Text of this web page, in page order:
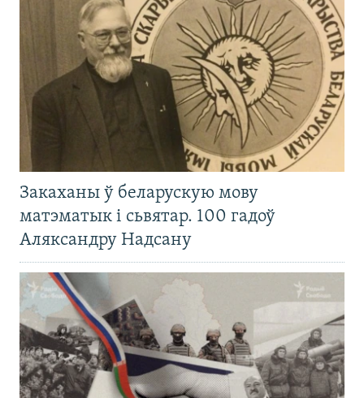
Закаханы ў беларускую мову
матэматык і сьвятар. 100 гадоў
Аляксандру Надсану